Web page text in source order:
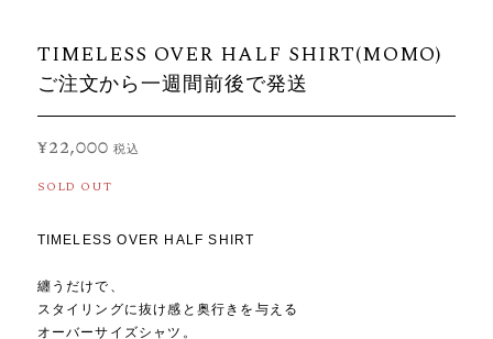
TIMELESS OVER HALF SHIRT(MOMO)
ご注文から一週間前後で発送
¥22,000 税込
SOLD OUT
TIMELESS OVER HALF SHIRT
纏うだけで、
スタイリングに抜け感と奥行きを与える
オーバーサイズシャツ。